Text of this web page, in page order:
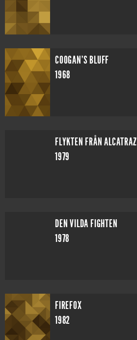
COOGAN'S BLUFF
1968
FLYKTEN FRÅN ALCATRAZ
1979
DEN VILDA FIGHTEN
1978
FIREFOX
1982